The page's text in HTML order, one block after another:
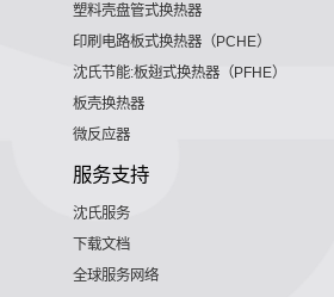
塑料壳盘管式换热器
印刷电路板式换热器（PCHE）
沈氏节能:板翅式换热器（PFHE）
板壳换热器
微反应器
服务支持
沈氏服务
下载文档
全球服务网络